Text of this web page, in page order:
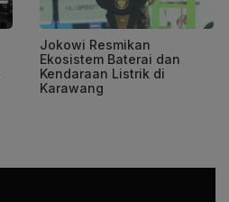
Jokowi Resmikan
Ekosistem Baterai dan
Kendaraan Listrik di
Karawang